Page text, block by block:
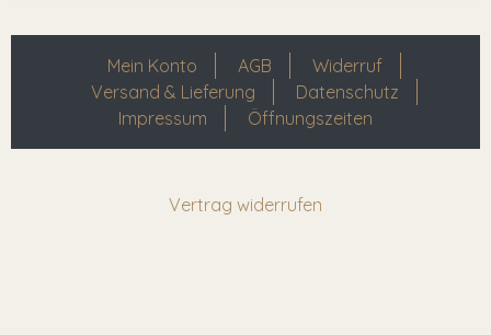
Mein Konto AGB
Widerruf
Versand & Lieferung
Datenschutz
Impressum
Öffnungszeiten
Vertrag widerrufen